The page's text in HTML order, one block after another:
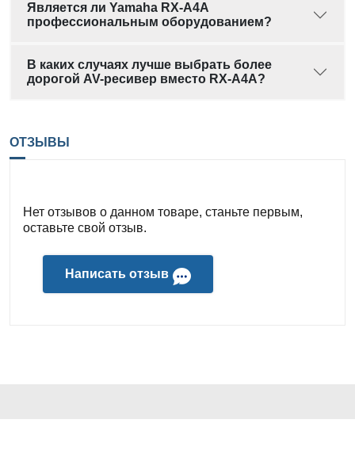
Является ли Yamaha RX-A4A
профессиональным оборудованием?
В каких случаях лучше выбрать более
дорогой AV-ресивер вместо RX-A4A?
ОТЗЫВЫ
Нет отзывов о данном товаре, станьте первым,
оставьте свой отзыв.
Написать отзыв